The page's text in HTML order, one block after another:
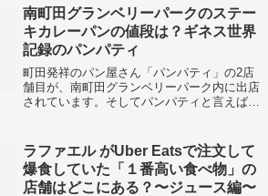
まとめ...
南町田グランベリーパークのステー
キカレーパンの値段は？ギネス世界
記録のパンパティ
町田発祥のパン屋さん「パンパティ」の2店
舗目が、南町田グランベリーパーク内に出店
されています。そしてパンパティと言えば、
ですよ。
ラファエル がUber Eatsで注文して
爆食していた「１番高い食べ物」の
店舗はどこにある？〜ジュース編〜